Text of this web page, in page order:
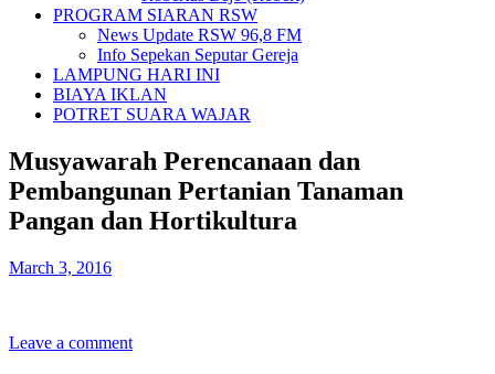
PROGRAM SIARAN RSW
News Update RSW 96,8 FM
Info Sepekan Seputar Gereja
LAMPUNG HARI INI
BIAYA IKLAN
POTRET SUARA WAJAR
Musyawarah Perencanaan dan
Pembangunan Pertanian Tanaman
Pangan dan Hortikultura
March 3, 2016
Leave a comment